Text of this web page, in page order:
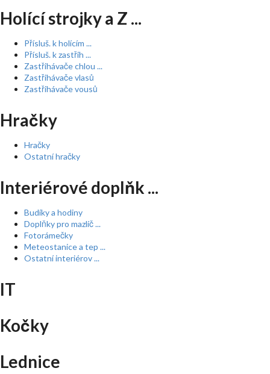
Holící strojky a Z ...
Přísluš. k holícím ...
Přísluš. k zastřih ...
Zastřihávače chlou ...
Zastřihávače vlasů
Zastřihávače vousů
Hračky
Hračky
Ostatní hračky
Interiérové doplňk ...
Budíky a hodiny
Doplňky pro mazlíč ...
Fotorámečky
Meteostanice a tep ...
Ostatní interiérov ...
IT
Kočky
Lednice